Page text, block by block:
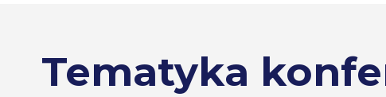
Tematyka